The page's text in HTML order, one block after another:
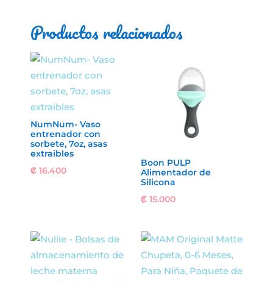
Productos relacionados
NumNum- Vaso
entrenador con
sorbete, 7oz, asas
extraibles
₡ 16.400
Boon PULP
Alimentador de
Silicona
₡15.000